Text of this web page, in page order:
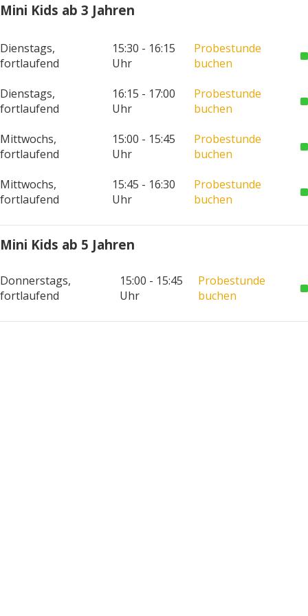
Mini Kids ab 3 Jahren
Dienstags,
fortlaufend
15:30 - 16:15
Uhr
Probestunde
buchen
Dienstags,
fortlaufend
16:15 - 17:00
Uhr
Probestunde
buchen
Mittwochs,
fortlaufend
15:00 - 15:45
Uhr
Probestunde
buchen
Mittwochs,
fortlaufend
15:45 - 16:30
Uhr
Probestunde
buchen
Mini Kids ab 5 Jahren
Donnerstags,
fortlaufend
15:00 - 15:45
Uhr
Probestunde
buchen